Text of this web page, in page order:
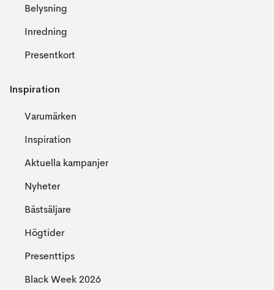
Belysning
Inredning
Presentkort
Inspiration
Varumärken
Inspiration
Aktuella kampanjer
Nyheter
Bästsäljare
Högtider
Presenttips
Black Week 2026